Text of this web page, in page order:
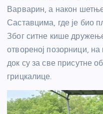
Варварин, а након
Саставцима, где је био
Због ситне кише
отвореној позорници, на
док су за све присутне
грицкалице.